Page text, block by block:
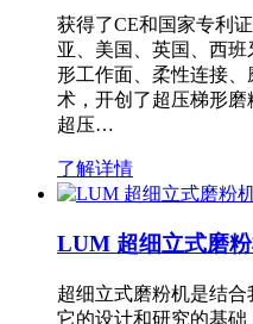
获得了CE和国家专利
亚、美国、英国、西
形工作面、柔性连接
术，开创了超压梯形磨
超压…
了解详情
LUM 超细立式磨
超细立式磨粉机是结合
它的设计和研究的基